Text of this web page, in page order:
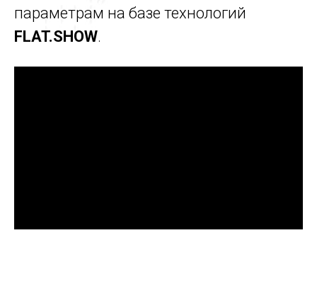
параметрам на базе технологий
FLAT.SHOW.